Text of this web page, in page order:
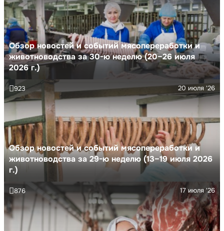
Обзор новостей и событий мясопереработки и
животноводства за 30-ю неделю (20–26 июля
2026 г.)
Обзор новостей и событий мясопереработки и
животноводства за 29-ю неделю (13–19 июля 2026
г.)
20 июля '26
923
17 июля '26
876